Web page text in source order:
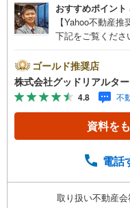
おすすめポイント
【Yahoo不動産
下記をご覧くださ
介です。投資用マ
空室リスクです。
いてしまえば、絵
ご紹介するマンシ
ろんのこと、エ
貸営業経験スタ
ての対策はお任
い合わせくださ
わたり、得られる
ゴールド推奨店
株式会社グッドリアルター
4.8 不
資料を
電話
取り扱い不動産